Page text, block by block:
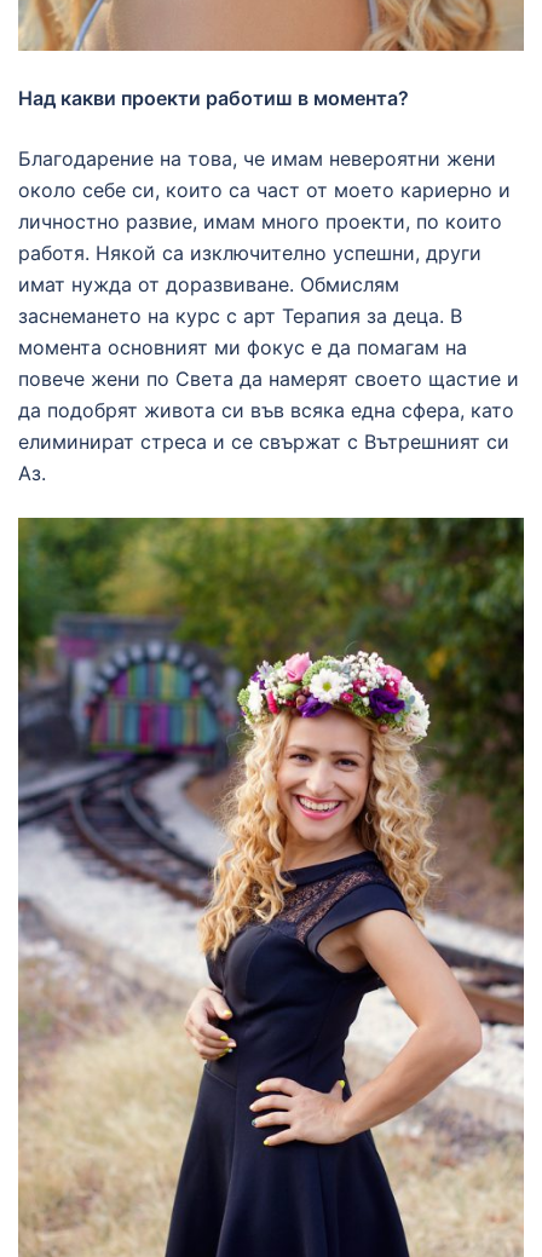
Над какви проекти работиш в момента?
Благодарение на това, че имам невероятни жени
около себе си, които са част от моето кариерно и
личностно развие, имам много проекти, по които
работя. Някой са изключително успешни, други
имат нужда от доразвиване. Обмислям
заснемането на курс с арт Терапия за деца. В
момента основният ми фокус е да помагам на
повече жени по Света да намерят своето щастие и
да подобрят живота си във всяка една сфера, като
елиминират стреса и се свържат с Вътрешният си
Аз.